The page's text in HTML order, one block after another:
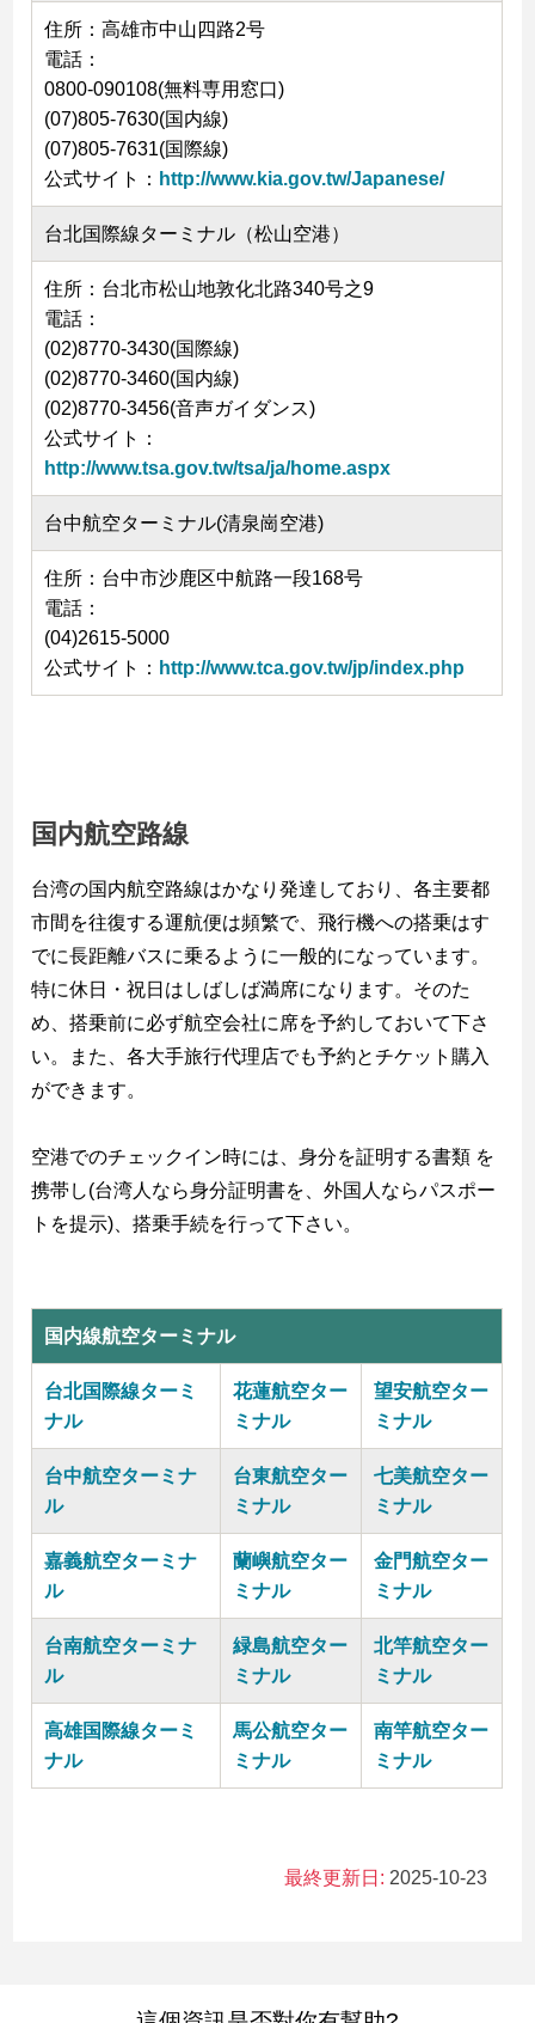
住所：高雄市中山四路2号
電話：
0800-090108(無料専用窓口)
(07)805-7630(国内線)
(07)805-7631(国際線)
公式サイト： http://www.kia.gov.tw/Japanese/
台北国際線ターミナル（松山空港）
住所：台北市松山地敦化北路340号之9
電話：
(02)8770-3430(国際線)
(02)8770-3460(国内線)
(02)8770-3456(音声ガイダンス)
公式サイト：
http://www.tsa.gov.tw/tsa/ja/home.aspx
台中航空ターミナル(清泉崗空港)
住所：台中市沙鹿区中航路一段168号
電話：
(04)2615-5000
公式サイト： http://www.tca.gov.tw/jp/index.php
国内航空路線
台湾の国内航空路線はかなり発達しており、各主要都
市間を往復する運航便は頻繁で、飛行機への搭乗はす
でに長距離バスに乗るように一般的になっています。
特に休日・祝日はしばしば満席になります。そのた
め、搭乗前に必ず航空会社に席を予約しておいて下さ
い。また、各大手旅行代理店でも予約とチケット購入
ができます。
空港でのチェックイン時には、身分を証明する書類 を
携帯し(台湾人なら身分証明書を、外国人ならパスポー
トを提示)、搭乗手続を行って下さい。
国内線航空ターミナル
台北国際線ターミ
ナル
花蓮航空ター
ミナル
望安航空ター
ミナル
台中航空ターミナ
ル
台東航空ター
ミナル
七美航空ター
ミナル
嘉義航空ターミナ
ル
蘭嶼航空ター
ミナル
金門航空ター
ミナル
台南航空ターミナ
ル
緑島航空ター
ミナル
北竿航空ター
ミナル
高雄国際線ターミ
ナル
馬公航空ター
ミナル
南竿航空ター
ミナル
最終更新日: 2025-10-23